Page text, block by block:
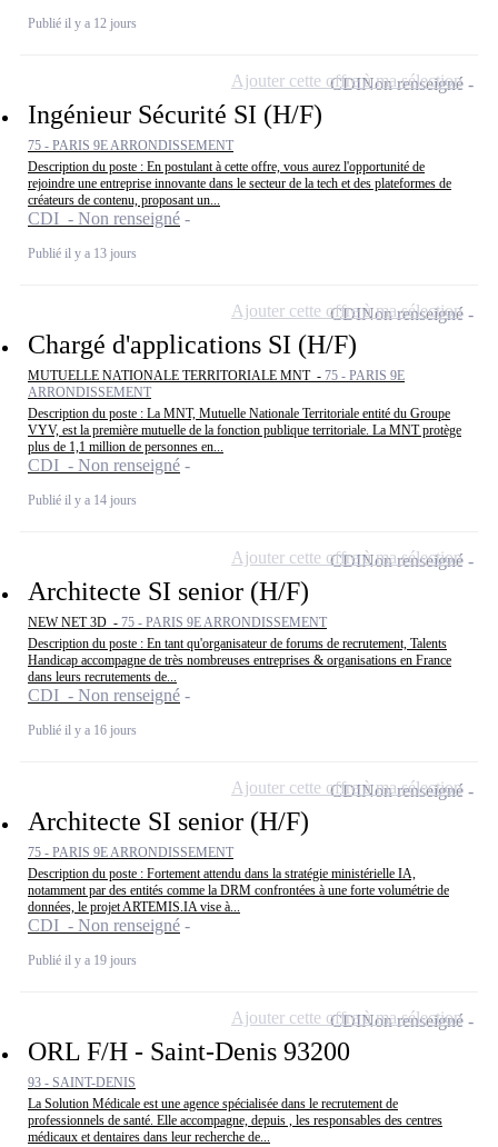
Publié il y a 12 jours
Ingénieur Sécurité SI (H/F)
75 - PARIS 9E ARRONDISSEMENT
Description du poste : En postulant à cette offre, vous aurez l'opportunité de
rejoindre une entreprise innovante dans le secteur de la tech et des plateformes de
créateurs de contenu, proposant un...
CDI - Non renseigné
Publié il y a 13 jours
CDINon renseigné
Ajouter cette offre à ma sélection
Chargé d'applications SI (H/F)
MUTUELLE NATIONALE TERRITORIALE MNT - 75 - PARIS 9E
ARRONDISSEMENT
Description du poste : La MNT, Mutuelle Nationale Territoriale entité du Groupe
VYV, est la première mutuelle de la fonction publique territoriale. La MNT protège
plus de 1,1 million de personnes en...
CDI - Non renseigné
Publié il y a 14 jours
CDINon renseigné
Ajouter cette offre à ma sélection
Architecte SI senior (H/F)
NEW NET 3D - 75 - PARIS 9E ARRONDISSEMENT
Description du poste : En tant qu'organisateur de forums de recrutement, Talents
Handicap accompagne de très nombreuses entreprises & organisations en France
dans leurs recrutements de...
CDI - Non renseigné
Publié il y a 16 jours
CDINon renseigné
Ajouter cette offre à ma sélection
Architecte SI senior (H/F)
75 - PARIS 9E ARRONDISSEMENT
Description du poste : Fortement attendu dans la stratégie ministérielle IA,
notamment par des entités comme la DRM confrontées à une forte volumétrie de
données, le projet ARTEMIS.IA vise à...
CDI - Non renseigné
Publié il y a 19 jours
CDINon renseigné
Ajouter cette offre à ma sélection
ORL F/H - Saint-Denis 93200
93 - SAINT-DENIS
La Solution Médicale est une agence spécialisée dans le recrutement de
professionnels de santé. Elle accompagne, depuis , les responsables des centres
médicaux et dentaires dans leur recherche de...
CDINon renseigné
Ajouter cette offre à ma sélection